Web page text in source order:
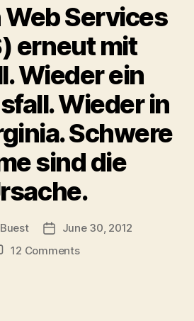
Services
erneut mit
Wieder ein
Wieder in
Schwere
sind die
PostJune 30, 2012
12 Commentson